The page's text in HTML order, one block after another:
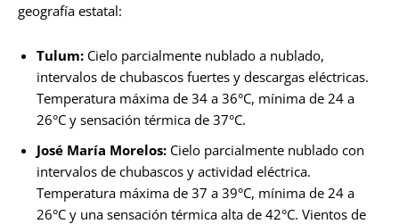
geografía estatal:
Tulum: Cielo parcialmente nublado a nublado,
intervalos de chubascos fuertes y descargas eléctricas.
Temperatura máxima de 34 a 36°C, mínima de 24 a
26°C y sensación térmica de 37°C.
José María Morelos: Cielo parcialmente nublado con
intervalos de chubascos y actividad eléctrica.
Temperatura máxima de 37 a 39°C, mínima de 24 a
26°C y una sensación térmica alta de 42°C. Vientos de